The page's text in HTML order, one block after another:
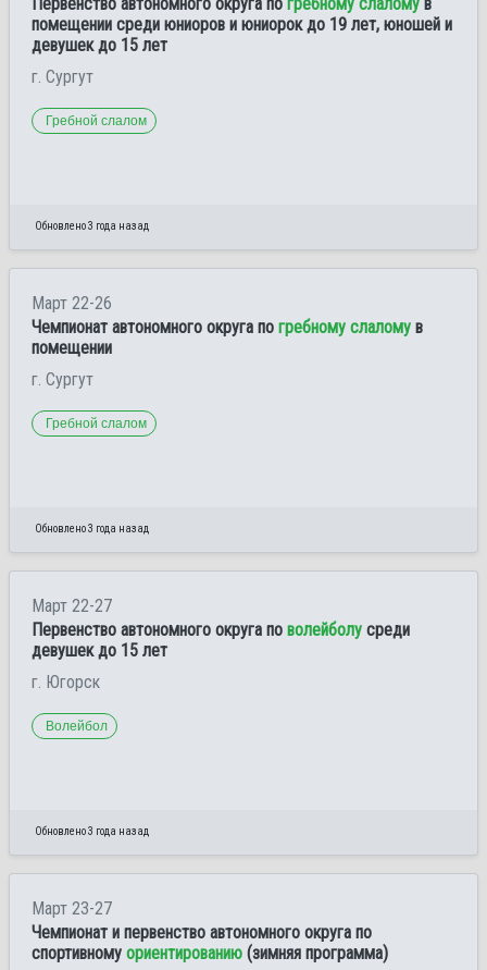
помещении среди юниоров и юниорок до 19 лет, юношей и
девушек до 15 лет
г. Сургут
Гребной слалом
Обновлено 3 года назад
Март 22-26
Чемпионат автономного округа по гребному слалому в
помещении
г. Сургут
Гребной слалом
Обновлено 3 года назад
Март 22-27
Первенство автономного округа по волейболу среди
девушек до 15 лет
г. Югорск
Волейбол
Обновлено 3 года назад
Март 23-27
Чемпионат и первенство автономного округа по
спортивному ориентированию (зимняя программа)